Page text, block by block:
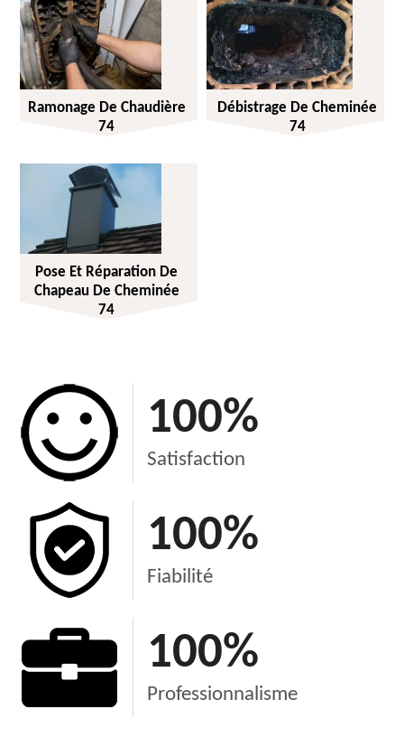
Ramonage De Chaudière
74
Débistrage De Cheminée
74
Pose Et Réparation De
Chapeau De Cheminée
74
100%
Satisfaction
100%
Fiabilité
100%
Professionnalisme